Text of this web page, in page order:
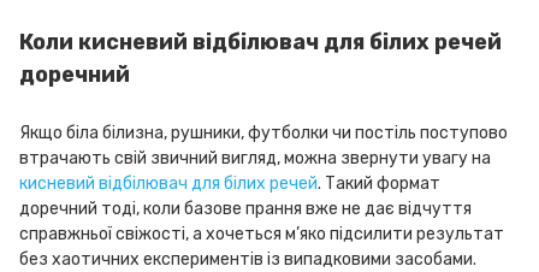
Коли кисневий відбілювач для білих речей
доречний
Якщо біла білизна, рушники, футболки чи постіль поступово
втрачають свій звичний вигляд, можна звернути увагу на
кисневий відбілювач для білих речей. Такий формат
доречний тоді, коли базове прання вже не дає відчуття
справжньої свіжості, а хочеться м’яко підсилити результат
без хаотичних експериментів із випадковими засобами.